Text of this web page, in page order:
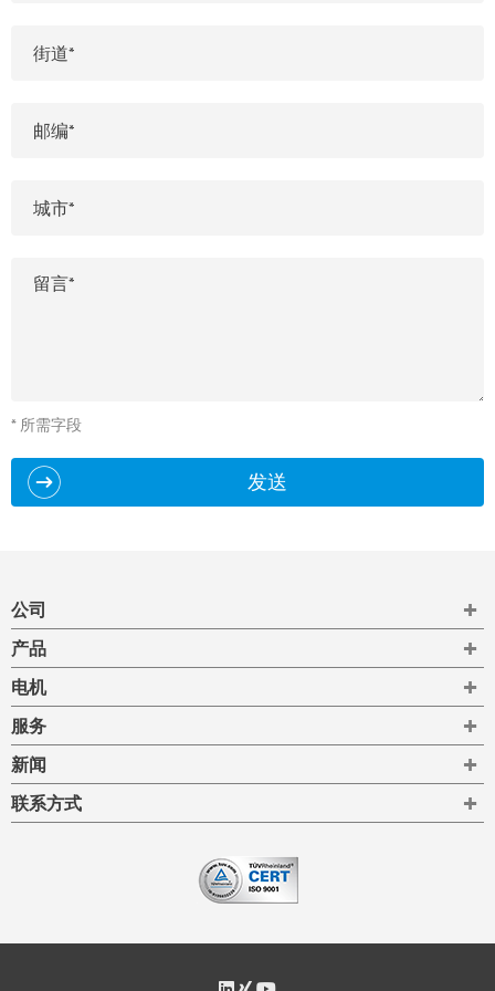
* 所需字段
发送
公司
产品
电机
服务
新闻
联系方式